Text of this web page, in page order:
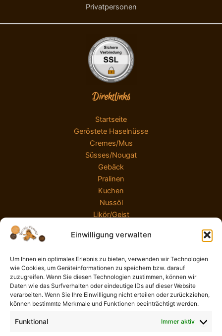
Einwilligung verwalten
Um Ihnen ein optimales Erlebnis zu bieten, verwenden wir Technologien
wie Cookies, um Geräteinformationen zu speichern bzw. darauf
zuzugreifen. Wenn Sie diesen Technologien zustimmen, können wir
Daten wie das Surfverhalten oder eindeutige IDs auf dieser Website
verarbeiten. Wenn Sie Ihre Einwilligung nicht erteilen oder zurückziehen,
können bestimmte Merkmale und Funktionen beeinträchtigt werden.
Funktional Immer aktiv
Privatpersonen
Direktlinks
Startseite
Geröstete Haselnüsse
Cremes/Mus
Süsses/Nougat
Gebäck
Pralinen
Kuchen
Nussöl
Likör/Geist
Angebote
Kontakt
ein Shop von Thomas Göb